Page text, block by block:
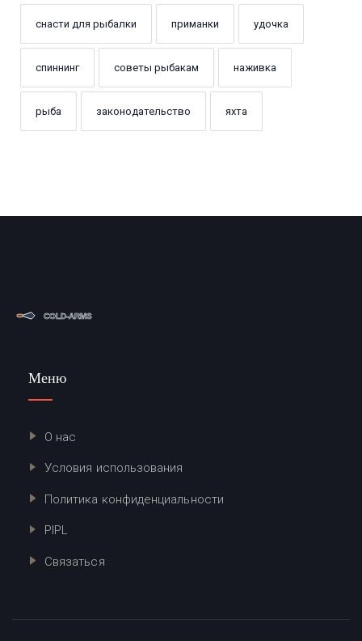
снасти для рыбалки приманки удочка
спиннинг советы рыбакам наживка
рыба законодательство яхта
Меню
О нас
Условия использования
Политика конфиденциальности
PIPL
Связаться